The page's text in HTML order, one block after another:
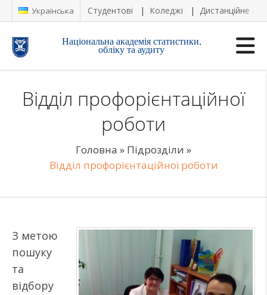
Українська Студентові Коледжі Дистанційне
Національна академія статистики,
обліку та аудиту
Відділ профорієнтаційної
роботи
Головна » Підрозділи »
Відділ профорієнтаційної роботи
З метою
пошуку
та
відбору